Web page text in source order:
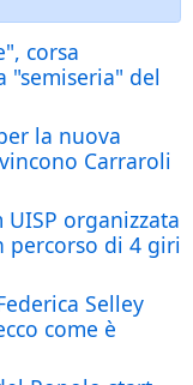
corsa
"semiseria" del
la nuova
Carraroli
organizzata
percorso di 4 giri
Selley
come è